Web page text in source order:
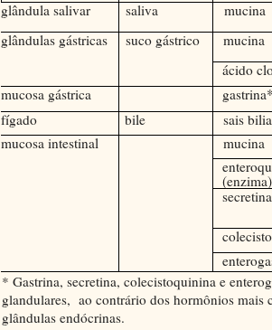
glândula salivar
saliva
mucina
glândulas gástricas
suco gástrico
mucina
ácido
mucosa gástrica
fígado
bile
sais
mucosa intestinal
mucina
(enzima)
* Gastrina, secretina, colecistoquinina e
glandulares, ao contrário dos hormônios mais
glândulas endócrinas.